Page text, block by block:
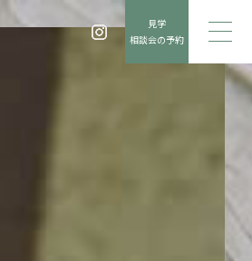
見学
相談会の予約